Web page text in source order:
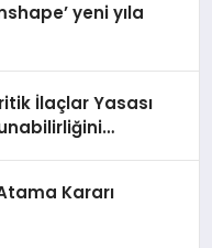
yeni yıla
İlaçlar Yasası
Kararı